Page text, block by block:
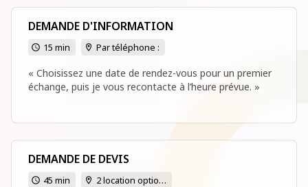
conférence. 👉🏻
DEMANDE D'INFORMATION
15 min Par téléphone :
« Choisissez une date de rendez-vous pour un premier
échange, puis je vous recontacte à l’heure prévue. »
DEMANDE DE DEVIS
45 min 2 location options